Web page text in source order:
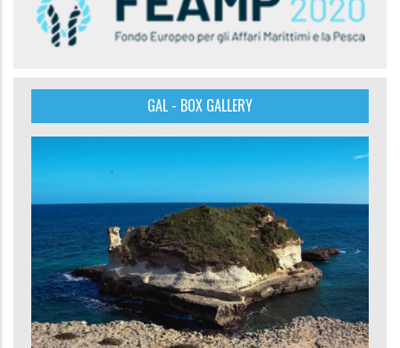
GAL - BOX GALLERY